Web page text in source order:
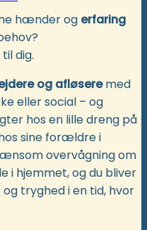
hænder og erfaring
dig.
og afløseremed
eller social – og
hos en lille dreng på
sine forældre i
overvågning om
i hjemmet, og du bliver
tryghed i en tid, hvor